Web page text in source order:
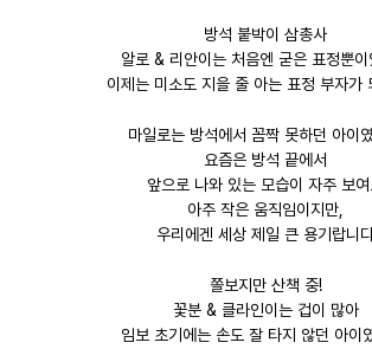
방석 붙박이 삼총사
알로 & 리안이는 처음엔 굳은 표정뿐이
이제는 미소도 지을 줄 아는 표정 부자가
마일로는 방석에서 꼼짝 못하던 아이
요즘은 방석 끝에서
앞으로 나와 있는 모습이 자주 보여
아주 작은 움직임이지만,
우리에겐 세상 제일 큰 용기랍니
쫄보지만 산책 중!
꽃분 & 클라인이는 겁이 많아
임보 초기에는 손도 잘 타지 않던 아이